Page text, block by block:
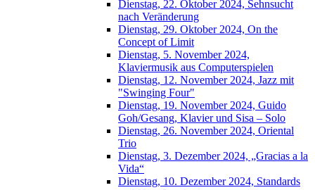
Dienstag, 22. Oktober 2024, Sehnsucht
nach Veränderung
Dienstag, 29. Oktober 2024, On the
Concept of Limit
Dienstag, 5. November 2024,
Klaviermusik aus Computerspielen
Dienstag, 12. November 2024, Jazz mit
"Swinging Four"
Dienstag, 19. November 2024, Guido
Goh/Gesang, Klavier und Sisa – Solo
Dienstag, 26. November 2024, Oriental
Trio
Dienstag, 3. Dezember 2024, „Gracias a la
Vida“
Dienstag, 10. Dezember 2024, Standards